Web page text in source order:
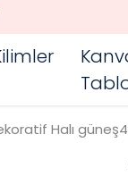
Halı